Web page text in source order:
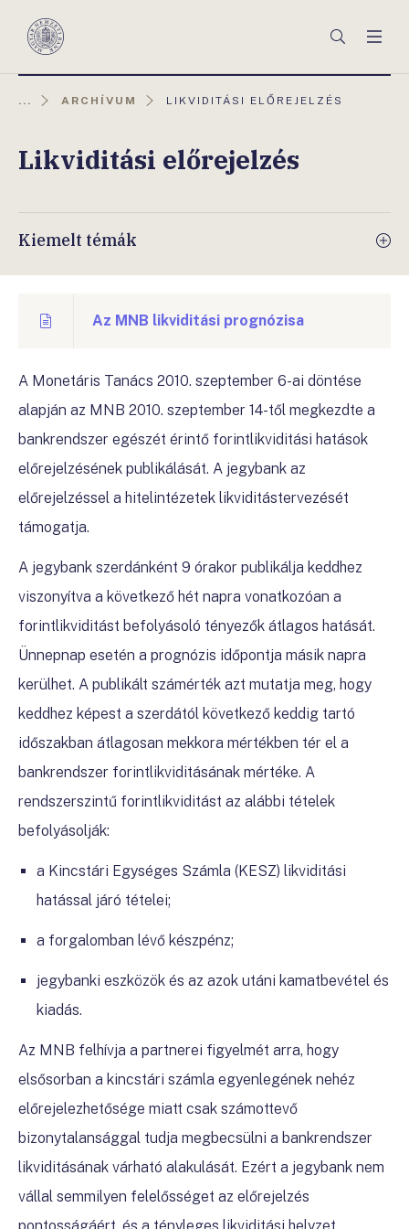
Magyar
Keresés
... ARCHÍVUM
AKTUÁLIS
LIKVIDITÁSI ELŐREJELZÉS
Likviditási előrejelzés
Kiemelt témák
Az MNB likviditási prognózisa
A Monetáris Tanács 2010. szeptember 6-ai döntése
alapján az MNB 2010. szeptember 14-től megkezdte a
bankrendszer egészét érintő forintlikviditási hatások
előrejelzésének publikálását. A jegybank az
előrejelzéssel a hitelintézetek likviditástervezését
támogatja.
A jegybank szerdánként 9 órakor publikálja keddhez
viszonyítva a következő hét napra vonatkozóan a
forintlikviditást befolyásoló tényezők átlagos hatását.
Ünnepnap esetén a prognózis időpontja másik napra
kerülhet. A publikált számérték azt mutatja meg, hogy
keddhez képest a szerdától következő keddig tartó
időszakban átlagosan mekkora mértékben tér el a
bankrendszer forintlikviditásának mértéke. A
rendszerszintű forintlikviditást az alábbi tételek
befolyásolják:
a Kincstári Egységes Számla (KESZ) likviditási
hatással járó tételei;
a forgalomban lévő készpénz;
jegybanki eszközök és az azok utáni kamatbevétel és
kiadás.
Az MNB felhívja a partnerei figyelmét arra, hogy
elsősorban a kincstári számla egyenlegének nehéz
előrejelezhetősége miatt csak számottevő
bizonytalansággal tudja megbecsülni a bankrendszer
likviditásának várható alakulását. Ezért a jegybank nem
vállal semmilyen felelősséget az előrejelzés